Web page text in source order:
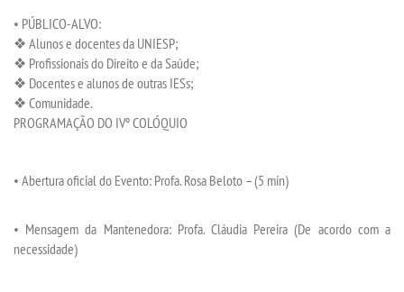
• PÚBLICO-ALVO:
❖ Alunose docentesda UNIESP;
❖ Profissionais do Direito e da Saúde;
❖ Docentes e alunos de outras IESs;
❖ Comunidade.
PROGRAMAÇÃO DO IVºCOLÓQUIO
• Abertura oficial do Evento: Profa. Rosa Beloto –(5 min)
• Mensagem da Mantenedora: Profa. Cláudia Pereira (De acordo com a
necessidade)